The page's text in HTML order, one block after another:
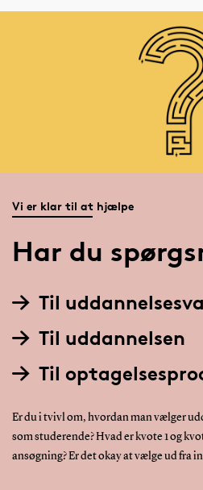
Vi er klar til at hjælpe
Har du
Til
Til uddannelsen
Til
Er du i tvivl om, hvordan man vælger
som studerende? Hvad er kvote 1 og
ansøgning? Er det okay at vælge ud fra